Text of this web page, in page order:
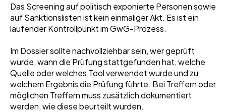
Das Screening auf politisch exponierte Personen sowie
auf Sanktionslisten ist kein einmaliger Akt. Es ist ein
laufender Kontrollpunkt im GwG-Prozess.
Im Dossier sollte nachvollziehbar sein, wer geprüft
wurde, wann die Prüfung stattgefunden hat, welche
Quelle oder welches Tool verwendet wurde und zu
welchem Ergebnis die Prüfung führte. Bei Treffern oder
möglichen Treffern muss zusätzlich dokumentiert
werden, wie diese beurteilt wurden.